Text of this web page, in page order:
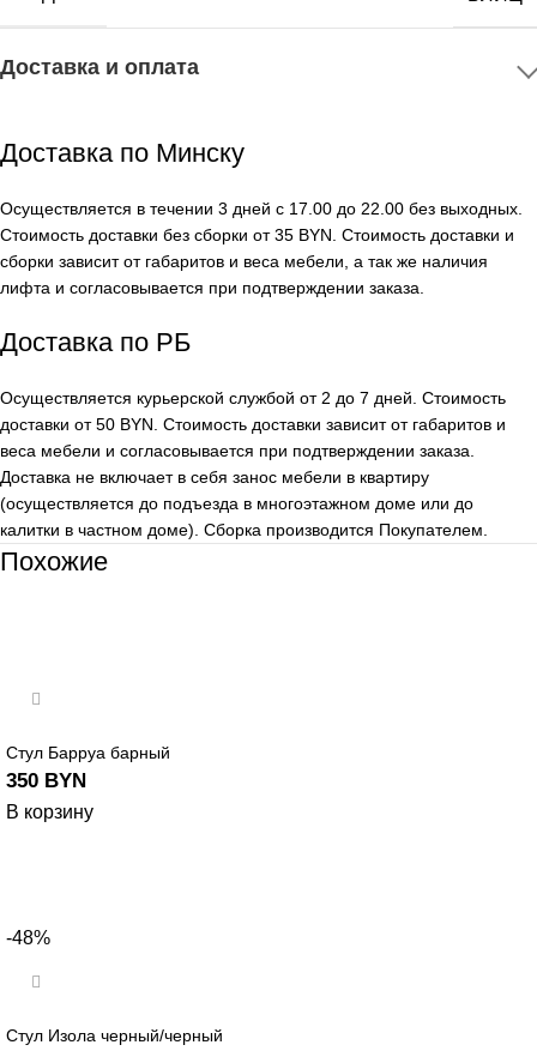
Доставка и оплата
Доставка по Минску
Осуществляется в течении 3 дней с 17.00 до 22.00 без выходных.
Стоимость доставки без сборки от 35 BYN. Стоимость доставки и
сборки зависит от габаритов и веса мебели, а так же наличия
лифта и согласовывается при подтверждении заказа.
Доставка по РБ
Осуществляется курьерской службой от 2 до 7 дней. Стоимость
доставки от 50 BYN. Стоимость доставки зависит от габаритов и
веса мебели и согласовывается при подтверждении заказа.
Доставка не включает в себя занос мебели в квартиру
(осуществляется до подъезда в многоэтажном доме или до
калитки в частном доме). Сборка производится Покупателем.
Похожие
Стул Барруа барный
350 BYN
В корзину
-48%
Стул Изола черный/черный